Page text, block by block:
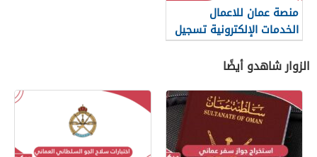
منصة عمان للاعمال
الخدمات الإلكترونية تسجيل
الدخول
الزوار شاهدو أيضًا